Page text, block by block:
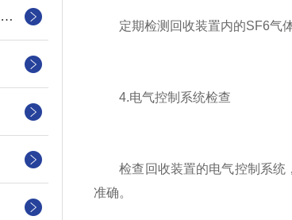
电流互感器二次回路测试仪
定期检测回收装置内的SF6气体
4.电气控制系统检查
检查回收装置的电气控制系统，
准确。